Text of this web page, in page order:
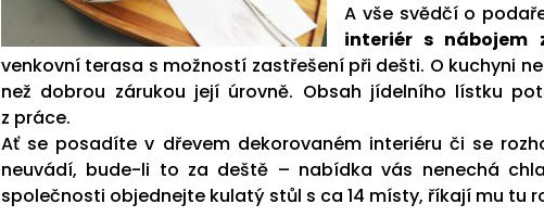
A vše svědčí o
interiér s nábojem
venkovní terasa s možností zastřešení při dešti. O kuchyni
než dobrou zárukou její úrovně. Obsah jídelního lístku
z práce.
Ať se posadíte v dřevem dekorovaném interiéru či se
neuvádí, bude-li to za deště – nabídka vás nenechá
společnosti objednejte kulatý stůl s ca 14 místy, říkají mu tu